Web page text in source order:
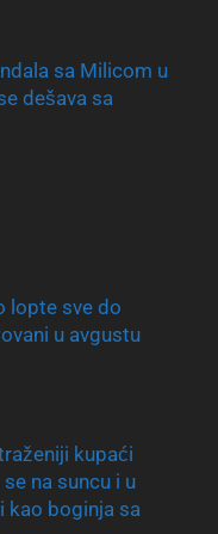
sa Milicom u
dešava sa
lopte sve do
u avgustu
kupaći
na suncu i u
kao boginja sa